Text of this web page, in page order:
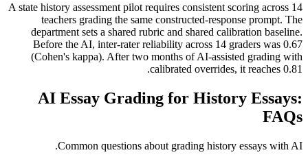
A state history assessment pilot requires consistent scoring across 14
teachers grading the same constructed-response prompt. The
department sets a shared rubric and shared calibration baseline.
Before the AI, inter-rater reliability across 14 graders was 0.67
(Cohen's kappa). After two months of AI-assisted grading with
calibrated overrides, it reaches 0.81.
AI Essay Grading for History Essays:
FAQs
Common questions about grading history essays with AI.